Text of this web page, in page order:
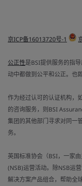
京ICP备16013720号-1
公正性是BSI提供服务的指
动中都做到公平和公正。也
作为经过认可的认证机构，
的咨询服务，则BSI
集团的其他部门寻求对同一
务。
英国标准协会（BSI，一家
(NSB)运营活动。除NSB运
解决方案产品组合，帮助全